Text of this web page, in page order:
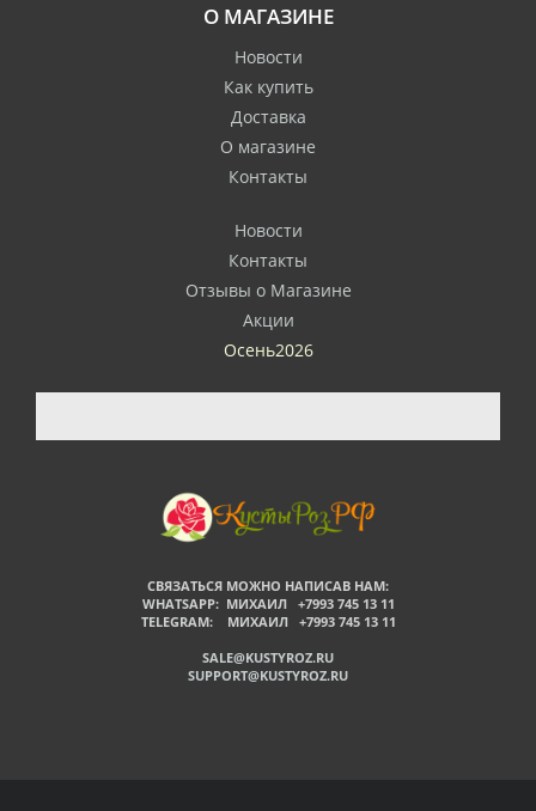
О МАГАЗИНЕ
Новости
Как купить
Доставка
О магазине
Контакты
Новости
Контакты
Отзывы о Магазине
Акции
Осень2026
СВЯЗАТЬСЯ МОЖНО НАПИСАВ НАМ:
WHATSAPP: МИХАИЛ +7993 745 13 11
TELEGRAM: МИХАИЛ +7993 745 13 11
SALE@KUSTYROZ.RU
SUPPORT@KUSTYROZ.RU